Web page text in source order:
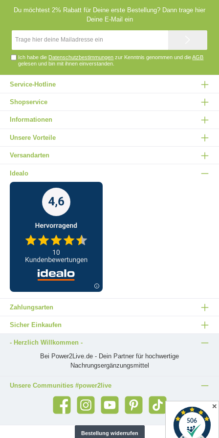
Du möchtest 2% Rabatt für Deine erste Bestellung? Dann trage hier
Deine E-Mail ein
Mail-
Ich habe die Datenschutzbestimmungen zur Kenntnis genommen und dieAGB
gelesen und bin mit ihnen einverstanden.
Service-Hotline
Shopservice
Informationen
Unsere Vorteile
Versandarten
Idealo
Zahlungsarten
Sicher Einkaufen
- Herzlich Willkommen -
Bei Power2Live.de - Dein Partner für hochwertige
Nachrungsergänzungsmittel
Unsere Communities #power2live
Bestellung widerrufen
✕